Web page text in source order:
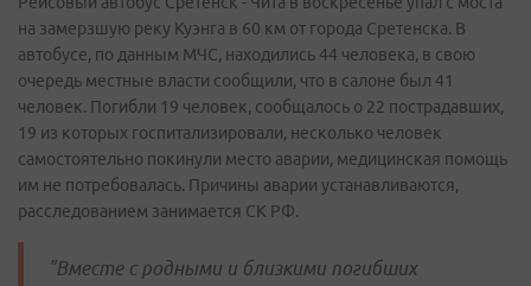
на замерзшую реку Куэнга в 60 км от города Сретенска. В
автобусе, по данным МЧС, находились 44 человека, в свою
очередь местные власти сообщили, что в салоне был 41
человек. Погибли 19 человек, сообщалось о 22 пострадавших,
19 из которых госпитализировали, несколько человек
самостоятельно покинули место аварии, медицинская помощь
им не потребовалась. Причины аварии устанавливаются,
расследованием занимается СК РФ.
"Вместе с родными и близкими погибших